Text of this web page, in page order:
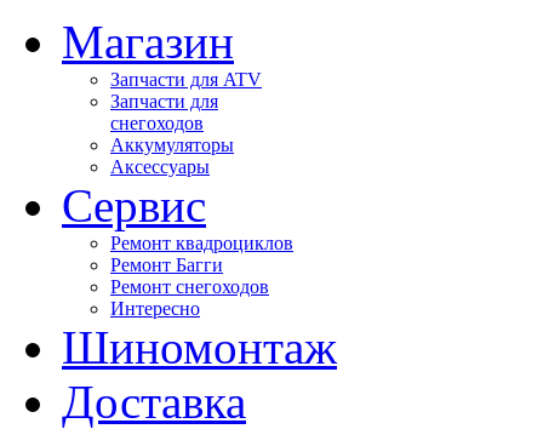
Магазин
Запчасти для ATV
Запчасти для
снегоходов
Аккумуляторы
Аксессуары
Сервис
Ремонт квадроциклов
Ремонт Багги
Ремонт снегоходов
Интересно
Шиномонтаж
Доставка